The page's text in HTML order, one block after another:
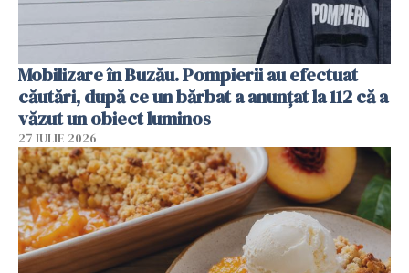
Mobilizare în Buzău. Pompierii au efectuat
căutări, după ce un bărbat a anunțat la 112 că a
văzut un obiect luminos
27 IULIE 2026